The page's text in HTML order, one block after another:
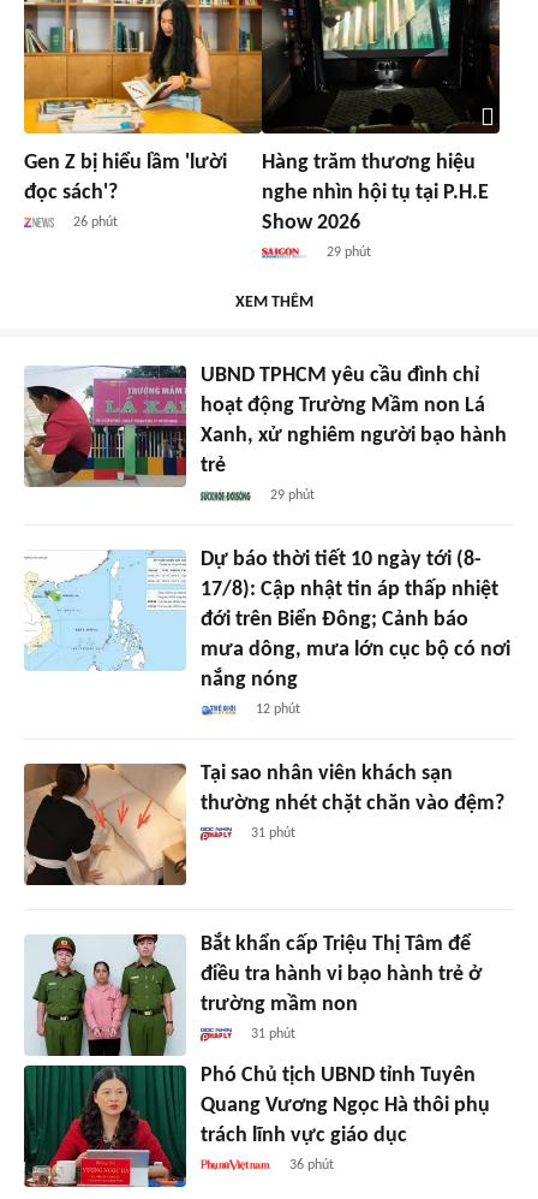
Gen Z bị hiểu lầm 'lười
đọc sách'?
26 phút
Hàng trăm thương hiệu
nghe nhìn hội tụ tại P.H.E
Show 2026
29 phút
XEM THÊM
UBND TPHCM yêu cầu đình chỉ
hoạt động Trường Mầm non Lá
Xanh, xử nghiêm người bạo hành
trẻ
29 phút
Dự báo thời tiết 10 ngày tới (8-
17/8): Cập nhật tin áp thấp nhiệt
đới trên Biển Đông; Cảnh báo
mưa dông, mưa lớn cục bộ có nơi
nắng nóng
12 phút
Tại sao nhân viên khách sạn
thường nhét chặt chăn vào đệm?
31 phút
Bắt khẩn cấp Triệu Thị Tâm để
điều tra hành vi bạo hành trẻ ở
trường mầm non
31 phút
Phó Chủ tịch UBND tỉnh Tuyên
Quang Vương Ngọc Hà thôi phụ
trách lĩnh vực giáo dục
36 phút